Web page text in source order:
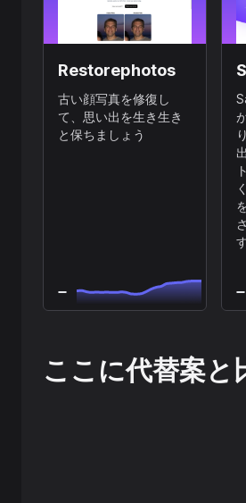
Restorephotos
古い顔写真を修復し
て、思い出を生き生き
と保ちましょう
ここに代替案と